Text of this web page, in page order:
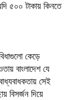
৫০০ টাকায় কিনতে
কেড়ে
বাংলাদেশ যে
সেই
বিসর্জন দিয়ে